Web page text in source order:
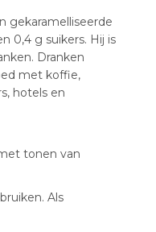
gekaramelliseerde
0,4 g suikers. Hij is
Dranken
met koffie,
hotels en
tonen van
Als